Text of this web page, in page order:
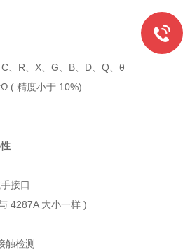
、R、X、G、B、D、Q、θ
( 精度小于 10%)
接口
4287A 大小一样 )
触检测